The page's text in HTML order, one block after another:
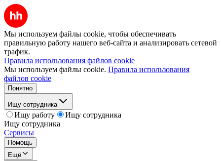
Мы используем файлы cookie, чтобы обеспечивать
правильную работу нашего веб-сайта и анализировать сетевой
трафик.
Правила использования файлов cookie
Мы используем файлы cookie. Правила использования
файлов cookie
Понятно
Ищу сотрудника
Ищу работу
Ищу сотрудника
Ищу сотрудника
Сервисы
Помощь
Ещё